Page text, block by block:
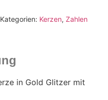
Kategorien: Kerzen, Zahlen
in Gold Glitzer mit